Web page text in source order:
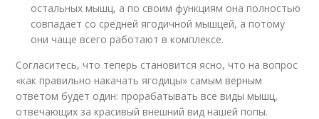
остальных мышц, а по своим функциям она полностью
совпадает со средней ягодичной мышцей, а потому
они чаще всего работают в комплексе.
Согласитесь, что теперь становится ясно, что на вопрос
«как правильно накачать ягодицы» самым верным
ответом будет один: прорабатывать все виды мышц,
отвечающих за красивый внешний вид нашей попы.